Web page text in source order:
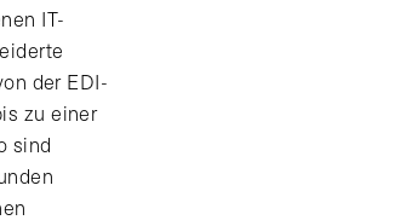
IT-
der EDI-
zu einer
sind